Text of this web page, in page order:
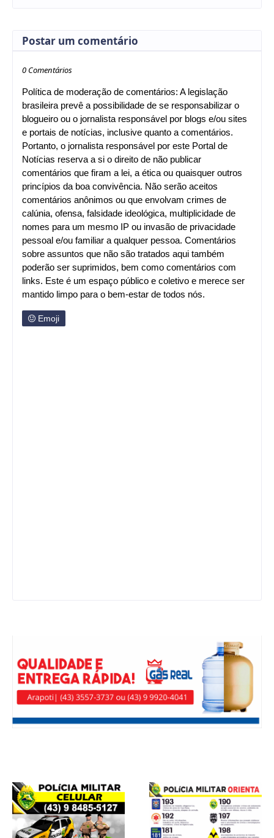
Postar um comentário
0 Comentários
Política de moderação de comentários: A legislação
brasileira prevê a possibilidade de se responsabilizar o
blogueiro ou o jornalista responsável por blogs e/ou sites
e portais de notícias, inclusive quanto a comentários.
Portanto, o jornalista responsável por este Portal de
Notícias reserva a si o direito de não publicar
comentários que firam a lei, a ética ou quaisquer outros
princípios da boa convivência. Não serão aceitos
comentários anônimos ou que envolvam crimes de
calúnia, ofensa, falsidade ideológica, multiplicidade de
nomes para um mesmo IP ou invasão de privacidade
pessoal e/ou familiar a qualquer pessoa. Comentários
sobre assuntos que não são tratados aqui também
poderão ser suprimidos, bem como comentários com
links. Este é um espaço público e coletivo e merece ser
mantido limpo para o bem-estar de todos nós.
Emoji